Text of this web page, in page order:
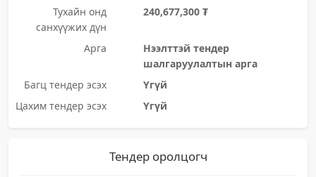
Тухайн онд
санхүүжих дүн
240,677,300 ₮
Арга
Нээлттэй тендер
шалгаруулалтын арга
Багц тендер эсэх
Үгүй
Цахим тендер эсэх
Үгүй
Тендер оролцогч